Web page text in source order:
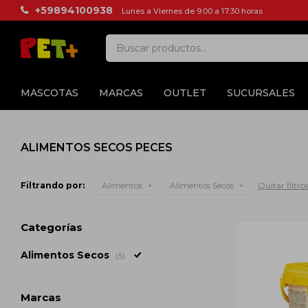
MASCOTAS MARCAS OUTLET SUCURSALES
+59894100938 Lunes a Viernes de 9:00 a 17:30 horas
ALIMENTOS SECOS PECES
Filtrando por: Alimentos Alimentos Secos Quitar filtros
Categorías
Alimentos Secos (5)
Marcas